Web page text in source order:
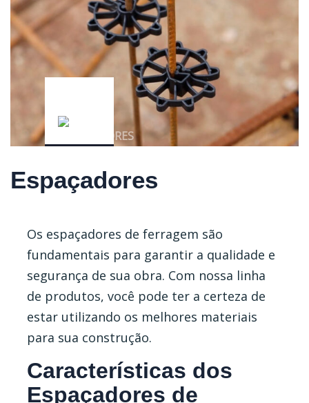
Espaçadores
Os espaçadores de ferragem são
fundamentais para garantir a qualidade e
segurança de sua obra. Com nossa linha
de produtos, você pode ter a certeza de
estar utilizando os melhores materiais
para sua construção.
Características dos
Espaçadores de